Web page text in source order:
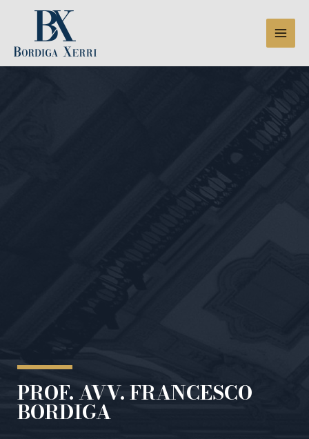
PROF. AVV. FRANCESCO
BORDIGA